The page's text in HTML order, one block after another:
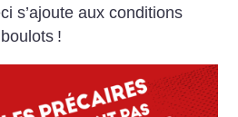
s’ajoute aux conditions
!